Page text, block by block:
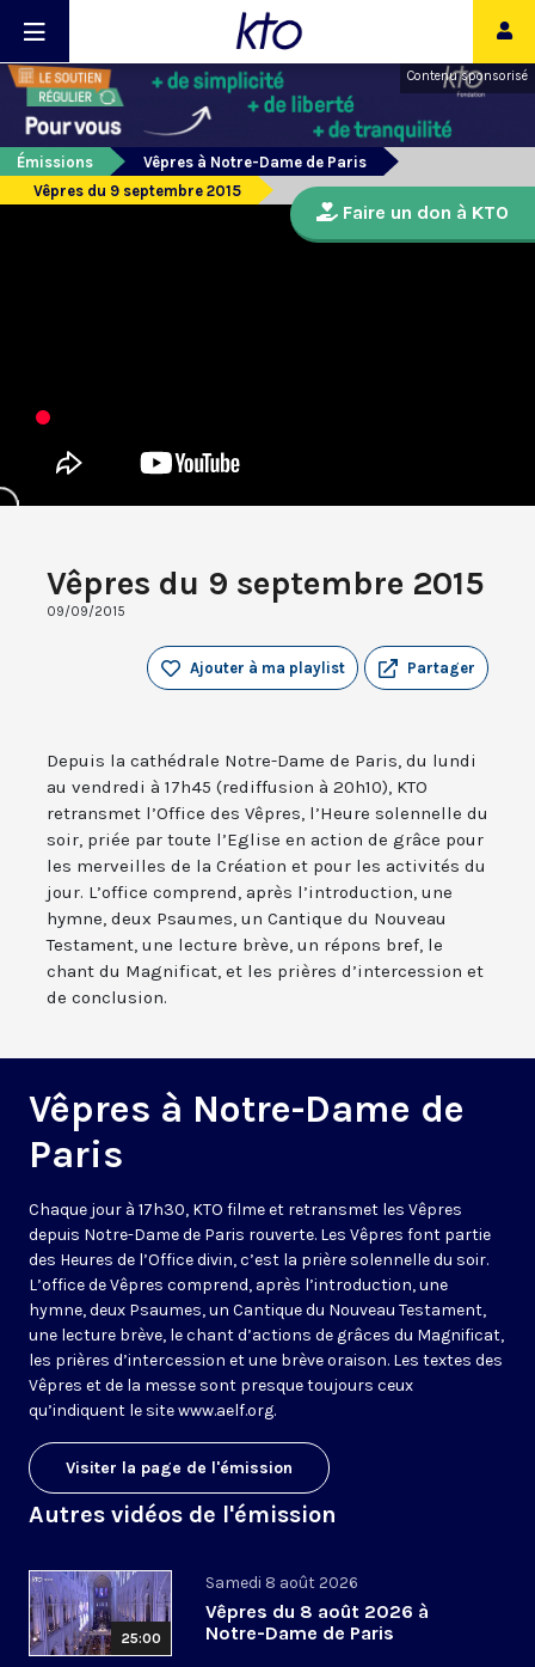
Contenu sponsorisé
Émissions
Vêpres à Notre-Dame de Paris
Vêpres du 9 septembre 2015
Vêpres du 9 septembre 2015
09/09/2015
Partager
Ajouter à ma playlist
Depuis la cathédrale Notre-Dame de Paris, du lundi
au vendredi à 17h45 (rediffusion à 20h10), KTO
retransmet l’Office des Vêpres, l’Heure solennelle du
soir, priée par toute l’Eglise en action de grâce pour
les merveilles de la Création et pour les activités du
jour. L’office comprend, après l’introduction, une
hymne, deux Psaumes, un Cantique du Nouveau
Testament, une lecture brève, un répons bref, le
chant du Magnificat, et les prières d’intercession et
de conclusion.
Vêpres à Notre-Dame de
Paris
Chaque jour à 17h30, KTO filme et retransmet les Vêpres
depuis Notre-Dame de Paris rouverte. Les Vêpres font partie
des Heures de l’Office divin, c’est la prière solennelle du soir.
L’office de Vêpres comprend, après l’introduction, une
hymne, deux Psaumes, un Cantique du Nouveau Testament,
une lecture brève, le chant d’actions de grâces du Magnificat,
les prières d’intercession et une brève oraison. Les textes des
Vêpres et de la messe sont presque toujours ceux
qu’indiquent le sitewww.aelf.org.
Visiter la page de l'émission
Autres vidéos de l'émission
25:00
Samedi 8 août 2026
Vêpres du 8 août 2026 à
Notre-Dame de Paris
Faire un don à KTO